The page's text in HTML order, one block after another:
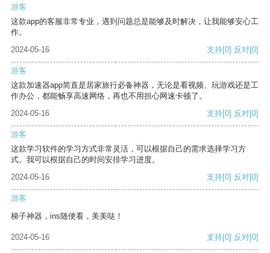
游客
这款app的客服非常专业，遇到问题总是能够及时解决，让我能够安心工
作。
2024-05-16
支持[0] 反对[0]
游客
这款加速器app简直是居家旅行必备神器，无论是看视频、玩游戏还是工
作办公，都能畅享高速网络，再也不用担心网速卡顿了。
2024-05-16
支持[0] 反对[0]
游客
这款学习软件的学习方式非常灵活，可以根据自己的需求选择学习方
式。我可以根据自己的时间安排学习进度。
2024-05-16
支持[0] 反对[0]
游客
梯子神器，ins随便看，美美哒！
2024-05-16 支持[0] 反对[0]